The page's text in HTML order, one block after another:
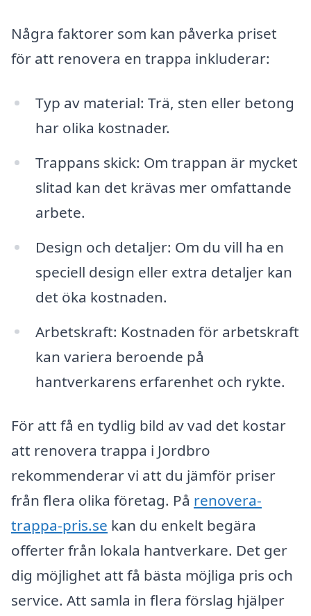
Några faktorer som kan påverka priset
för att renovera en trappa inkluderar:
Typ av material: Trä, sten eller betong
har olika kostnader.
Trappans skick: Om trappan är mycket
slitad kan det krävas mer omfattande
arbete.
Design och detaljer: Om du vill ha en
speciell design eller extra detaljer kan
det öka kostnaden.
Arbetskraft: Kostnaden för arbetskraft
kan variera beroende på
hantverkarens erfarenhet och rykte.
För att få en tydlig bild av vad det kostar
att renovera trappa i Jordbro
rekommenderar vi att du jämför priser
från flera olika företag. På renovera-
trappa-pris.se kan du enkelt begära
offerter från lokala hantverkare. Det ger
dig möjlighet att få bästa möjliga pris och
service. Att samla in flera förslag hjälper